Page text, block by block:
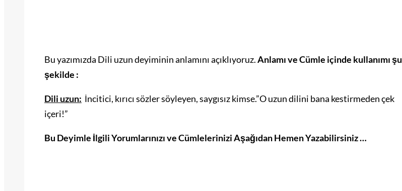
Bu yazımızda Dili uzun deyiminin anlamını açıklıyoruz.Anlamı ve Cümle içinde kullanımı şu
şekilde :
Dili uzun: İncitici, kırıcı sözler söyleyen, saygısız kimse.”O uzun dilini bana kestirmeden çek
içeri!”
Bu Deyimle İlgili Yorumlarınızı ve Cümlelerinizi Aşağıdan Hemen Yazabilirsiniz …